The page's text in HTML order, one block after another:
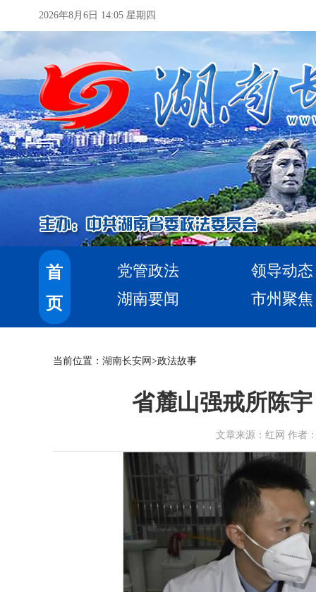
2026年8月6日 14:05 星期四
首
页
党管政法
领导动态
湖南要闻
市州聚焦
当前位置： 湖南长安网 >政法故事
省麓山强戒所陈
文章来源：红网 作者